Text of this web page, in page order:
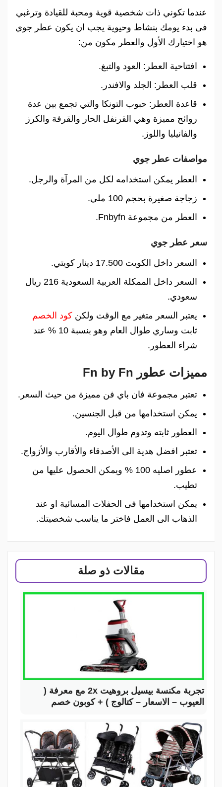
عندما تكوني ذات شخصية قوية ومحبة للقيادة وترغبي
فى بدء يومك بنشاط وحيوية يجب ان يكون عطر جوي
هو اختيارك الأول والعطر مكون من:
افتتاحية العطر: العود والتبغ.
قلب العطر: الجلد والافندر.
قاعدة العطر: حبوب التونكا والتي تجمع بين عدة
روائح مميزة وهي القرنفل الحار والقرفة والكرز
والفانيليا واللوز.
مواصفات عطر جوي
العطر يمكن استخدامه لكل من المرآة والرجل.
زجاجة صغيرة بحجم 100 ملي.
العطر من مجموعة Fnbyfn.
سعر عطر جوي
السعر داخل الكويت 17.500 دينار كويتي.
السعر داخل الممكلة العربية السعودية 216 ريال
سعودي.
يعتبر السعر متغير مع الوقت ولكن كود الخصم
ثابت وساري طوال العام وهو بنسبة 10 % عند
شراء العطور.
مميزات عطور Fn by Fn
تعتبر مجموعة فان باي فن مميزة من حيث السعر.
يمكن استخدامها من قبل الجنسين.
العطور ثابته وتدوم طوال اليوم.
تعتبر افضل هدية الى الأصدقاء والأقارب والأزواج.
عطور اصليه 100 % ويمكن الحصول عليها من
تطيب.
يمكن استخدامها فى الحفلات المسائية او عند
الذهاب الى العمل فاختر ما يناسب شخصيتك.
مقالات ذو صلة
تجربة مكنسة بيسيل بروهيت 2x مع معرفة (
العيوب – الاسعار – كتالوج ) + كوبون خصم